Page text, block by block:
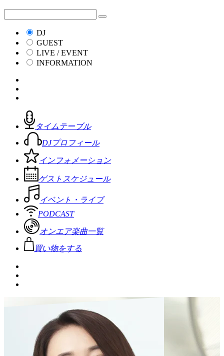
DJ
GUEST
LIVE / EVENT
INFORMATION
タイムテーブル
DJプロフィール
インフォメーション
ゲストスケジュール
イベント・ライブ
PODCAST
オンエア楽曲一覧
買い物をする